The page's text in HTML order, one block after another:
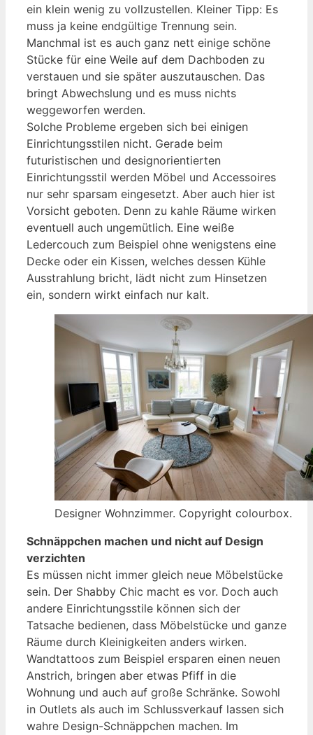
ein klein wenig zu vollzustellen. Kleiner Tipp: Es
muss ja keine endgültige Trennung sein.
Manchmal ist es auch ganz nett einige schöne
Stücke für eine Weile auf dem Dachboden zu
verstauen und sie später auszutauschen. Das
bringt Abwechslung und es muss nichts
weggeworfen werden.
Solche Probleme ergeben sich bei einigen
Einrichtungsstilen nicht. Gerade beim
futuristischen und designorientierten
Einrichtungsstil werden Möbel und Accessoires
nur sehr sparsam eingesetzt. Aber auch hier ist
Vorsicht geboten. Denn zu kahle Räume wirken
eventuell auch ungemütlich. Eine weiße
Ledercouch zum Beispiel ohne wenigstens eine
Decke oder ein Kissen, welches dessen Kühle
Ausstrahlung bricht, lädt nicht zum Hinsetzen
ein, sondern wirkt einfach nur kalt.
Designer Wohnzimmer. Copyright colourbox.
Schnäppchen machen und nicht auf Design
verzichten
Es müssen nicht immer gleich neue Möbelstücke
sein. Der Shabby Chic macht es vor. Doch auch
andere Einrichtungsstile können sich der
Tatsache bedienen, dass Möbelstücke und ganze
Räume durch Kleinigkeiten anders wirken.
Wandtattoos zum Beispiel ersparen einen neuen
Anstrich, bringen aber etwas Pfiff in die
Wohnung und auch auf große Schränke. Sowohl
in Outlets als auch im Schlussverkauf lassen sich
wahre Design-Schnäppchen machen. Im